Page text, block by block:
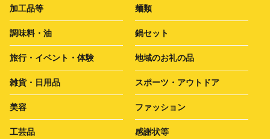
加工品等 麺類
調味料・油 鍋セット
旅行・イベント・体験 地域のお礼の品
雑貨・日用品 スポーツ・アウトドア
美容 ファッション
工芸品 感謝状等